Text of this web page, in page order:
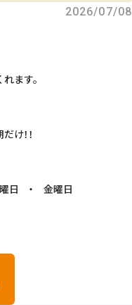
2026/07/08
ます。
け！！
日 ・ 金曜日